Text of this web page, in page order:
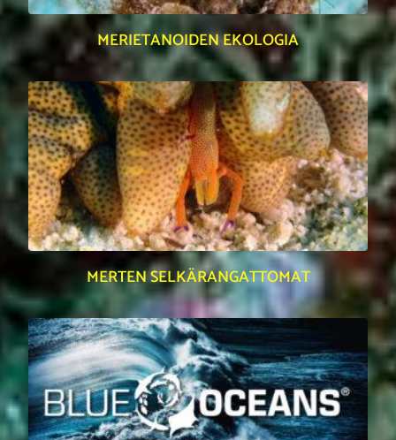
MERIETANOIDEN EKOLOGIA
MERTEN SELKÄRANGATTOMAT